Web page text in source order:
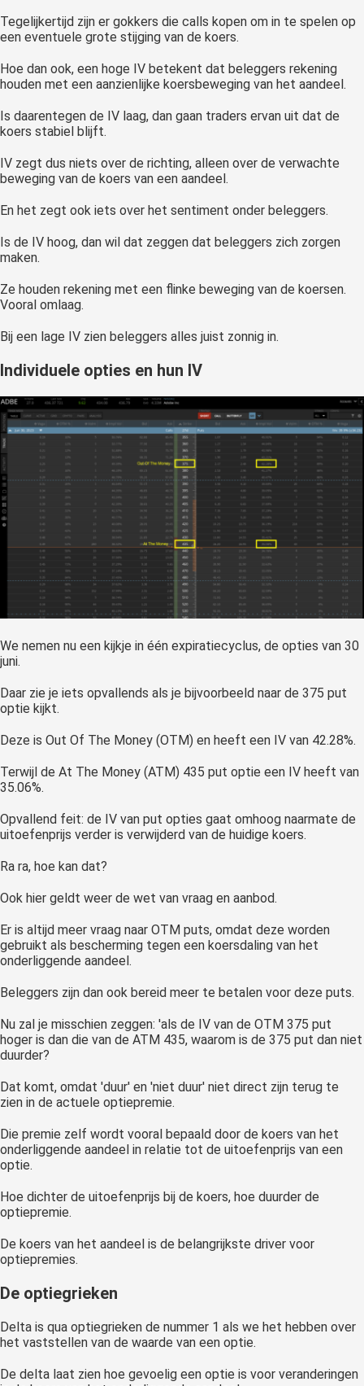
Tegelijkertijd zijn er gokkers die calls kopen om in te spelen op
een eventuele grote stijging van de koers.
Hoe dan ook, een hoge IV betekent dat beleggers rekening
houden met een aanzienlijke koersbeweging van het aandeel.
Is daarentegen de IV laag, dan gaan traders ervan uit dat de
koers stabiel blijft.
IV zegt dus niets over de richting, alleen over de verwachte
beweging van de koers van een aandeel.
En het zegt ook iets over het sentiment onder beleggers.
Is de IV hoog, dan wil dat zeggen dat beleggers zich zorgen
maken.
Ze houden rekening met een flinke beweging van de koersen.
Vooral omlaag.
Bij een lage IV zien beleggers alles juist zonnig in.
Individuele opties en hun IV
We nemen nu een kijkje in één expiratiecyclus, de opties van 30
juni.
Daar zie je iets opvallends als je bijvoorbeeld naar de 375 put
optie kijkt.
Deze is Out Of The Money (OTM) en heeft een IV van 42.28%.
Terwijl de At The Money (ATM) 435 put optie een IV heeft van
35.06%.
Opvallend feit: de IV van put opties gaat omhoog naarmate de
uitoefenprijs verder is verwijderd van de huidige koers.
Ra ra, hoe kan dat?
Ook hier geldt weer de wet van vraag en aanbod.
Er is altijd meer vraag naar OTM puts, omdat deze worden
gebruikt als bescherming tegen een koersdaling van het
onderliggende aandeel.
Beleggers zijn dan ook bereid meer te betalen voor deze puts.
Nu zal je misschien zeggen: 'als de IV van de OTM 375 put
hoger is dan die van de ATM 435, waarom is de 375 put dan niet
duurder?
Dat komt, omdat 'duur' en 'niet duur' niet direct zijn terug te
zien in de actuele optiepremie.
Die premie zelf wordt vooral bepaald door de koers van het
onderliggende aandeel in relatie tot de uitoefenprijs van een
optie.
Hoe dichter de uitoefenprijs bij de koers, hoe duurder de
optiepremie.
De koers van het aandeel is de belangrijkste driver voor
optiepremies.
De optiegrieken
Delta is qua optiegrieken de nummer 1 als we het hebben over
het vaststellen van de waarde van een optie.
De delta laat zien hoe gevoelig een optie is voor veranderingen